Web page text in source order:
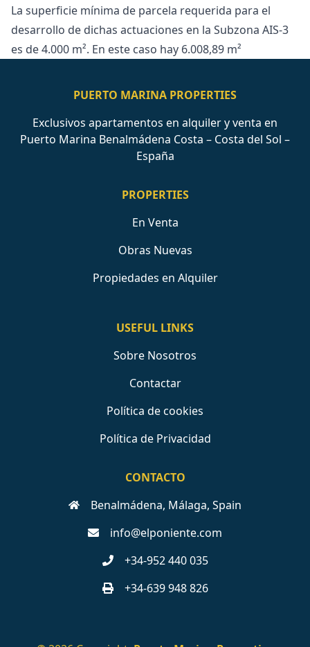
La superficie mínima de parcela requerida para el
desarrollo de dichas actuaciones en la Subzona AIS-3
es de 4.000 m². En este caso hay 6.008,89 m²
PUERTO MARINA PROPERTIES
Exclusivos apartamentos en alquiler y venta en
Puerto Marina Benalmádena Costa – Costa del Sol –
España
PROPERTIES
En Venta
Obras Nuevas
Propiedades en Alquiler
USEFUL LINKS
Sobre Nosotros
Contactar
Política de cookies
Política de Privacidad
CONTACTO
Benalmádena, Málaga, Spain
info@elponiente.com
+34-952 440 035
+34-639 948 826